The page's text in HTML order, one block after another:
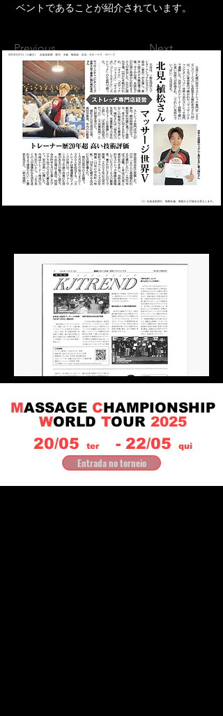
ベントであることが紹介されています。
Previous Next
MASSAGE CHAMPIONSHIP
WORLD TOUR 2025
20/05 ter - 22/05 qui
Entrada no torneio